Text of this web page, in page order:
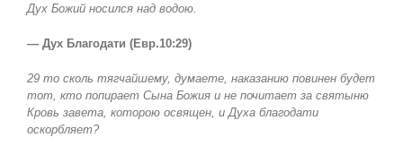
Дух Божий носился над водою.
— Дух Благодати (Евр.10:29)
29 то сколь тягчайшему, думаете, наказанию повинен будет
тот, кто попирает Сына Божия и не почитает за святыню
Кровь завета, которою освящен, и Духа благодати
оскорбляет?